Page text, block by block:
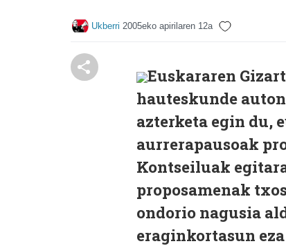
Ukberri 2005eko apirilaren 12a
Euskararen
hauteskunde
azterketa egin du,
aurrerapausoak
Kontseiluak
proposamenak
ondorio nagusia
eraginkortasun